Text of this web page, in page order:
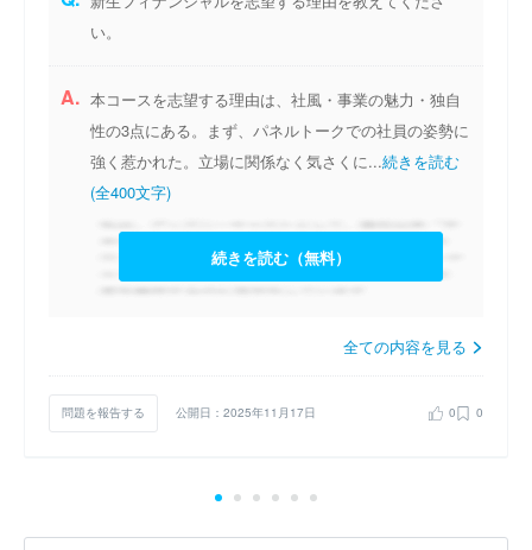
い。
A. 本コースを志望する理由は、社風・事業の魅力・独自
性の3点にある。まず、パネルトークでの社員の姿勢に
強く惹かれた。立場に関係なく気さくに...続きを読む
(全400文字)
続きを読む（無料）
全ての内容を見る
問題を報告する 公開日：2025年11月17日 0 0